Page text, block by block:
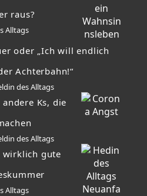
raus?
Alltags
oder „Ich will endlich
Achterbahn!“
des Alltags
Ks, die
des Alltags
wirklich gute
Alltags